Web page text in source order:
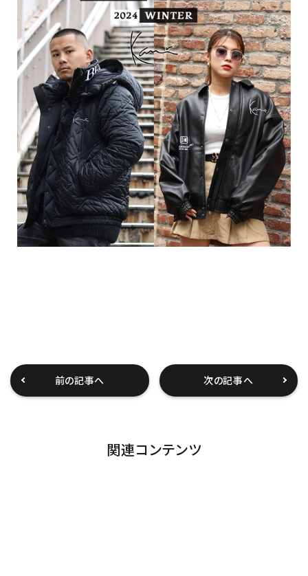
カテゴリ
サイズ
S
M
L
XL
XXL
XXXL
29inc
30inc
32inc
34inc
36inc
38inc
40inc
KIDS
カラー
前の記事へ 次の記事へ
関連コンテンツ